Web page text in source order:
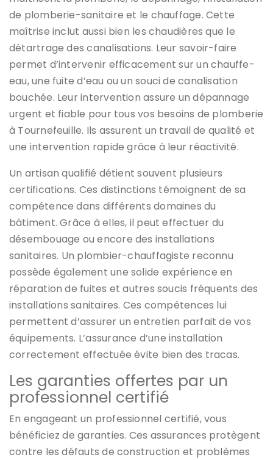
de plomberie-sanitaire et le chauffage. Cette
maîtrise inclut aussi bien les chaudières que le
détartrage des canalisations. Leur savoir-faire
permet d’intervenir efficacement sur un chauffe-
eau, une fuite d’eau ou un souci de canalisation
bouchée. Leur intervention assure un dépannage
urgent et fiable pour tous vos besoins de plomberie
à Tournefeuille. Ils assurent un travail de qualité et
une intervention rapide grâce à leur réactivité.
Un artisan qualifié détient souvent plusieurs
certifications. Ces distinctions témoignent de sa
compétence dans différents domaines du
bâtiment. Grâce à elles, il peut effectuer du
désembouage ou encore des installations
sanitaires. Un plombier-chauffagiste reconnu
possède également une solide expérience en
réparation de fuites et autres soucis fréquents des
installations sanitaires. Ces compétences lui
permettent d’assurer un entretien parfait de vos
équipements. L’assurance d’une installation
correctement effectuée évite bien des tracas.
Les garanties offertes par un
professionnel certifié
En engageant un professionnel certifié, vous
bénéficiez de garanties. Ces assurances protègent
contre les défauts de construction et problèmes